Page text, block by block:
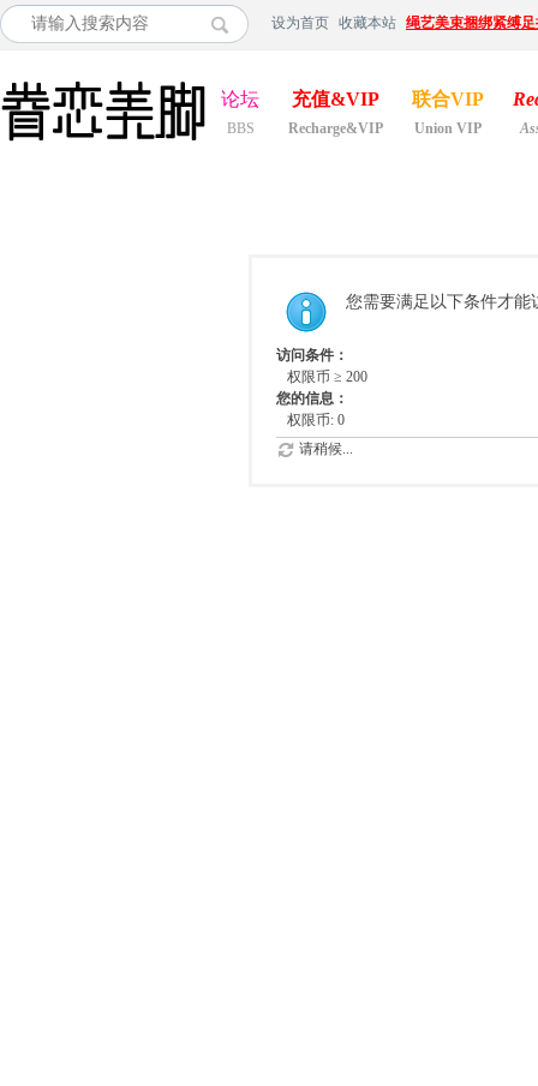
设为首页 收藏本站 绳艺美束捆绑紧缚
论坛
BBS
充值&VIP
Recharge&VIP
联合VIP
Union VIP
您需要满足以下条件才能
访问条件：
权限币 ≥ 200
您的信息：
权限币: 0
请稍候...